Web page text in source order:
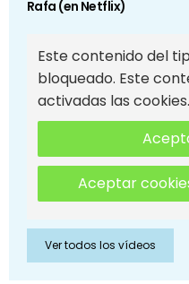
Rafa (en Netflix)
Este contenido del
bloqueado. Este
activadas las cookies.
Aceptar
Ver todos los vídeos